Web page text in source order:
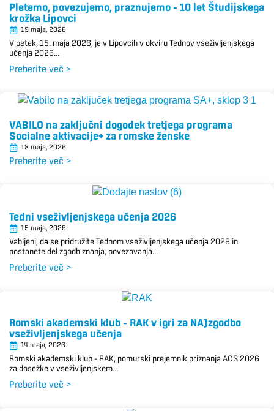
Pletemo, povezujemo, praznujemo – 10 let Študijskega
krožka Lipovci
19 maja, 2026
V petek, 15. maja 2026, je v Lipovcih v okviru Tednov vseživljenjskega
učenja 2026...
Preberite več >
VABILO na zaključni dogodek tretjega programa
Socialne aktivacije+ za romske ženske
18 maja, 2026
Preberite več >
Tedni vseživljenjskega učenja 2026
15 maja, 2026
Vabljeni, da se pridružite Tednom vseživljenjskega učenja 2026 in
postanete del zgodb znanja, povezovanja...
Preberite več >
Romski akademski klub – RAK v igri za NAJzgodbo
vseživljenjskega učenja
14 maja, 2026
Romski akademski klub – RAK, pomurski prejemnik priznanja ACS 2026
za dosežke v vseživljenjskem...
Preberite več >